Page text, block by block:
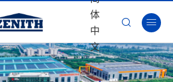
体
中
文
 